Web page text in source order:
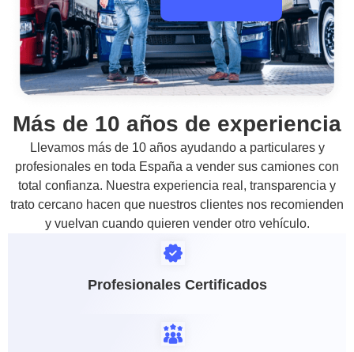
Más de 10 años de experiencia
Llevamos más de 10 años ayudando a particulares y
profesionales en toda España a vender sus camiones con
total confianza. Nuestra experiencia real, transparencia y
trato cercano hacen que nuestros clientes nos recomienden
y vuelvan cuando quieren vender otro vehículo.
Profesionales Certificados